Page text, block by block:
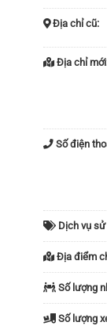
Địa chỉ cũ:
Địa chỉ
Số điện
Dịch vụ
Địa điểm
Số lượng
Số lượng